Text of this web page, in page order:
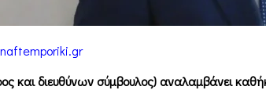
και διευθύνων σύμβουλος) αναλαμβάνει